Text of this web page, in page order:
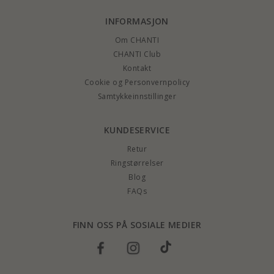
INFORMASJON
Om CHANTI
CHANTI Club
Kontakt
Cookie og Personvernpolicy
Samtykkeinnstillinger
KUNDESERVICE
Retur
Ringstørrelser
Blog
FAQs
FINN OSS PÅ SOSIALE MEDIER